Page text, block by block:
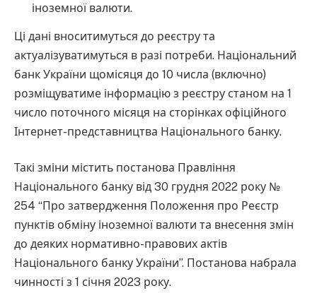
іноземної валюти.
Ці дані вноситимуться до реєстру та
актуалізуватимуться в разі потреби. Національний
банк України щомісяця до 10 числа (включно)
розміщуватиме інформацію з реєстру станом на 1
число поточного місяця на сторінках офіційного
Інтернет-представництва Національного банку.
Такі зміни містить постанова Правління
Національного банку від 30 грудня 2022 року №
254 “Про затвердження Положення про Реєстр
пунктів обміну іноземної валюти та внесення змін
до деяких нормативно-правових актів
Національного банку України”. Постанова набрала
чинності з 1 січня 2023 року.